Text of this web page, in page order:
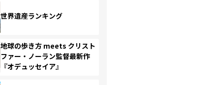
世界遺産ランキング
地球の歩き方 meets クリスト
ファー・ノーラン監督最新作
『オデュッセイア』